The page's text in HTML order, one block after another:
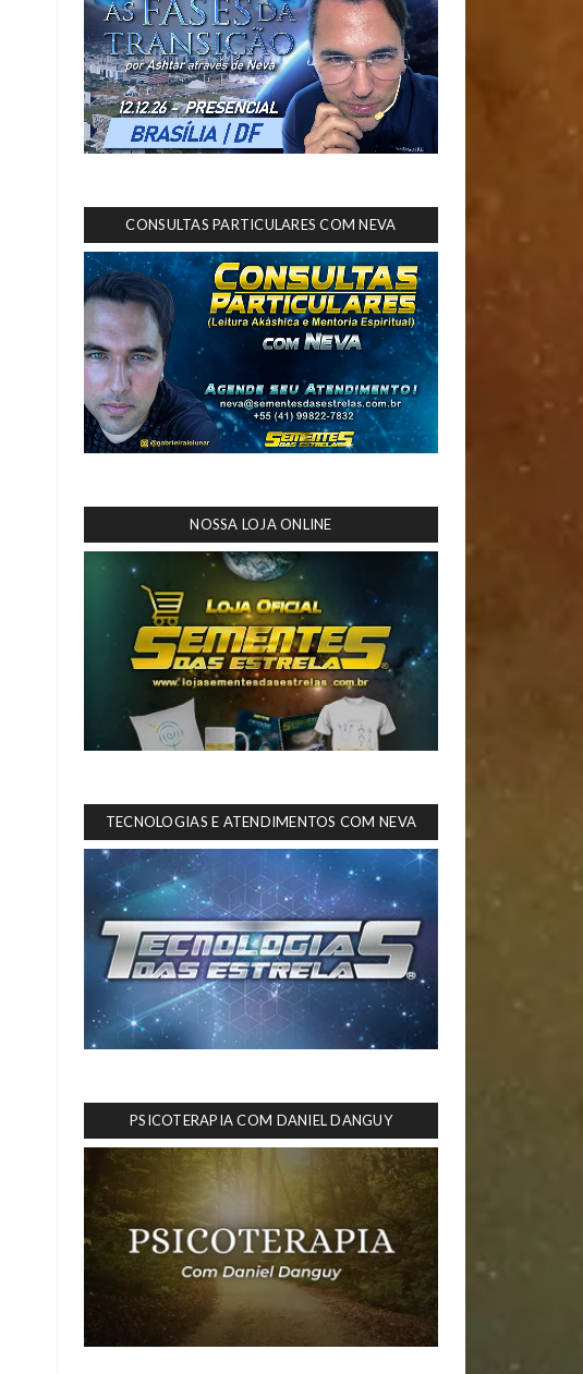
CONSULTAS PARTICULARES COM NEVA
NOSSA LOJA ONLINE
TECNOLOGIAS E ATENDIMENTOS COM NEVA
PSICOTERAPIA COM DANIEL DANGUY